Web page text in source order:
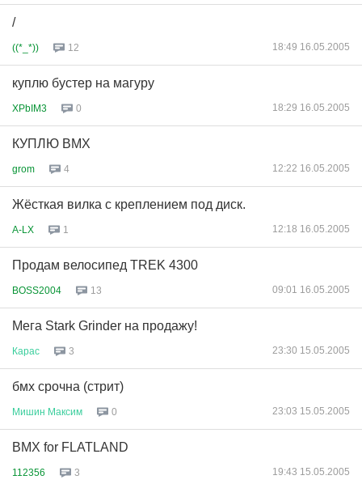
/
((*_*)) 12 18:49 16.05.2005
куплю бустер на магуру
XPbIM3 0 18:29 16.05.2005
КУПЛЮ BMX
grom 4 12:22 16.05.2005
Жёсткая вилка с креплением под диск.
A-LX 1 12:18 16.05.2005
Продам велосипед TREK 4300
BOSS2004 13 09:01 16.05.2005
Мега Stark Grinder на продажу!
Карас 3 23:30 15.05.2005
бмх срочна (стрит)
Мишин Максим 0 23:03 15.05.2005
BMX for FLATLAND
112356 3 19:43 15.05.2005